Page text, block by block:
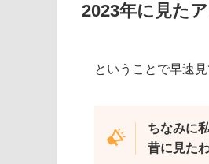
2023年に見た
ということで早速
ちなみに
昔に見た